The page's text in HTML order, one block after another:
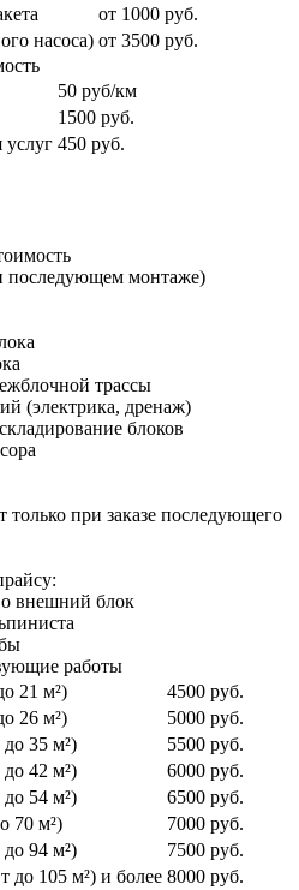
от 1000 руб.
насоса) от 3500 руб.
50 руб/км
1500 руб.
услуг 450 руб.
последующем монтаже)
трассы
(электрика, дренаж)
блоков
только при заказе последующего
внешний блок
работы
21 м²)
4500 руб.
26 м²)
5000 руб.
35 м²)
5500 руб.
42 м²)
6000 руб.
54 м²)
6500 руб.
70 м²)
7000 руб.
94 м²)
7500 руб.
105 м²) и более 8000 руб.